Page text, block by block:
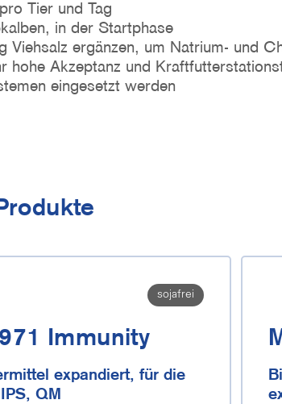
Tier und Tag
in der Startphase
Viehsalz ergänzen, um Natrium- und
hohe Akzeptanz und
eingesetzt werden
sojafrei
Immunity
expandiert, für die
QM